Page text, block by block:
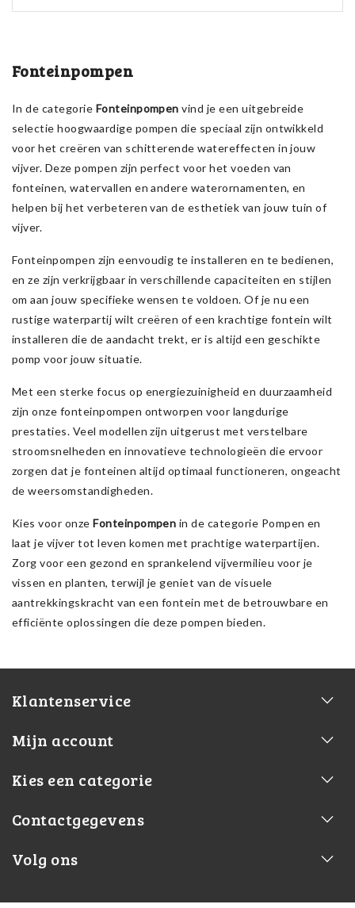
Fonteinpompen
In de categorie Fonteinpompen vind je een uitgebreide
selectie hoogwaardige pompen die speciaal zijn ontwikkeld
voor het creëren van schitterende watereffecten in jouw
vijver. Deze pompen zijn perfect voor het voeden van
fonteinen, watervallen en andere waterornamenten, en
helpen bij het verbeteren van de esthetiek van jouw tuin of
vijver.
Fonteinpompen zijn eenvoudig te installeren en te bedienen,
en ze zijn verkrijgbaar in verschillende capaciteiten en stijlen
om aan jouw specifieke wensen te voldoen. Of je nu een
rustige waterpartij wilt creëren of een krachtige fontein wilt
installeren die de aandacht trekt, er is altijd een geschikte
pomp voor jouw situatie.
Met een sterke focus op energiezuinigheid en duurzaamheid
zijn onze fonteinpompen ontworpen voor langdurige
prestaties. Veel modellen zijn uitgerust met verstelbare
stroomsnelheden en innovatieve technologieën die ervoor
zorgen dat je fonteinen altijd optimaal functioneren, ongeacht
de weersomstandigheden.
Kies voor onze Fonteinpompen in de categorie Pompen en
laat je vijver tot leven komen met prachtige waterpartijen.
Zorg voor een gezond en sprankelend vijvermilieu voor je
vissen en planten, terwijl je geniet van de visuele
aantrekkingskracht van een fontein met de betrouwbare en
efficiënte oplossingen die deze pompen bieden.
Klantenservice
Mijn account
Kies een categorie
Contactgegevens
Volg ons